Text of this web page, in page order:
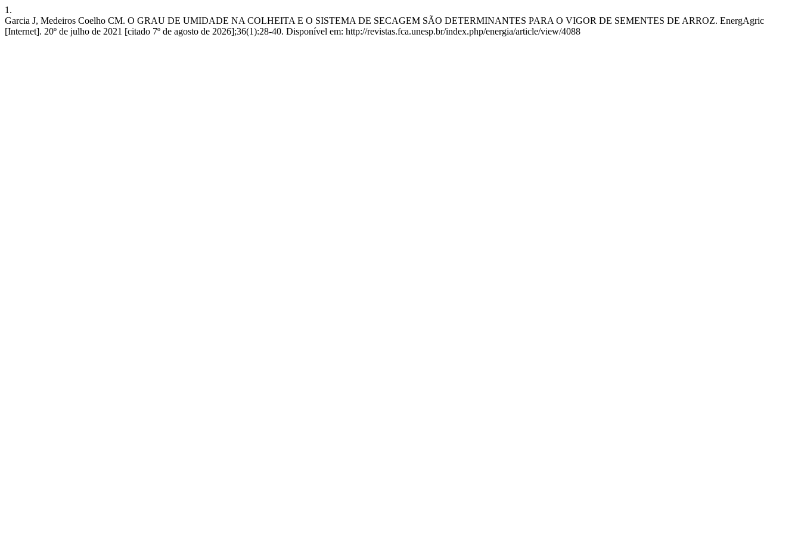
1.
Garcia J, Medeiros Coelho CM. O GRAU DE UMIDADE NA COLHEITA E O SISTEMA DE SECAGEM SÃO DETERMINANTES PARA O VIGOR DE SEMENTES DE ARROZ. EnergAgric
[Internet]. 20º de julho de 2021 [citado 7º de agosto de 2026];36(1):28-40. Disponível em: http://revistas.fca.unesp.br/index.php/energia/article/view/4088